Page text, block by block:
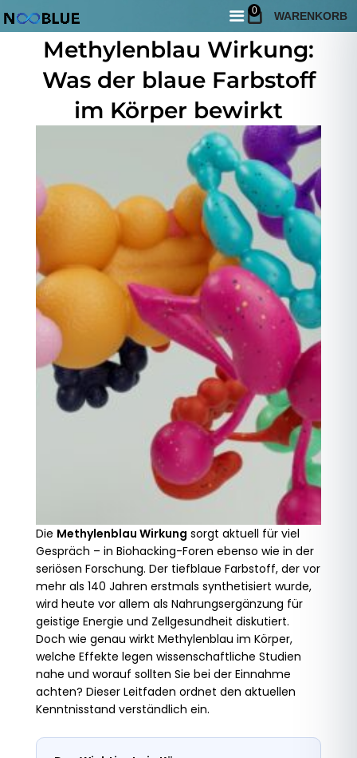
0 WARENKORB
Juni 3, 2026
Methylenblau Wirkung:
Was der blaue Farbstoff
im Körper bewirkt
Die Methylenblau Wirkung sorgt aktuell für viel
Gespräch – in Biohacking-Foren ebenso wie in der
seriösen Forschung. Der tiefblaue Farbstoff, der vor
mehr als 140 Jahren erstmals synthetisiert wurde,
wird heute vor allem als Nahrungsergänzung für
geistige Energie und Zellgesundheit diskutiert.
Doch wie genau wirkt Methylenblau im Körper,
welche Effekte legen wissenschaftliche Studien
nahe und worauf sollten Sie bei der Einnahme
achten? Dieser Leitfaden ordnet den aktuellen
Kenntnisstand verständlich ein.